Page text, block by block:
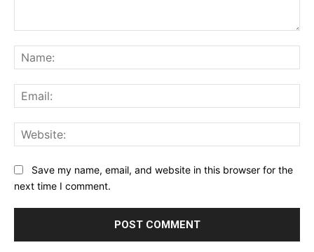
Save my name, email, and website in this browser for the
next time I comment.